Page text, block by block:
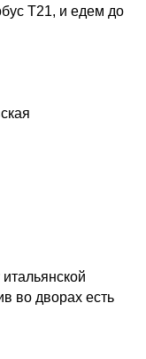
Т21, и едем до
во дворах есть